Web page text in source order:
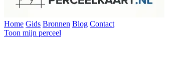
Home Gids Bronnen Blog Contact
Toon mijn perceel